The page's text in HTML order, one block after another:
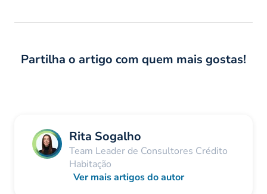
Partilha o artigo com quem mais gostas!
Rita Sogalho
Team Leader de Consultores Crédito
Habitação
Ver mais artigos do autor